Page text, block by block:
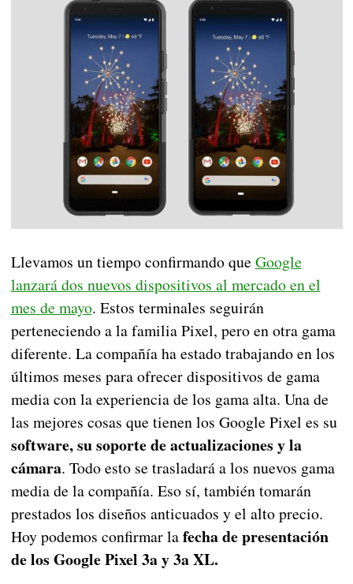
Llevamos un tiempo confirmando que Google
lanzará dos nuevos dispositivos al mercado en el
mes de mayo. Estos terminales seguirán
perteneciendo a la familia Pixel, pero en otra gama
diferente. La compañía ha estado trabajando en los
últimos meses para ofrecer dispositivos de gama
media con la experiencia de los gama alta. Una de
las mejores cosas que tienen los Google Pixel es su
software, su soporte de actualizaciones y la
cámara. Todo esto se trasladará a los nuevos gama
media de la compañía. Eso sí, también tomarán
prestados los diseños anticuados y el alto precio.
Hoy podemos confirmar lafecha de presentación
de los Google Pixel 3a y 3a XL.